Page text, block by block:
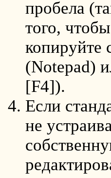
пробела
того,
копируйте
(Notepad)
[F4]).
Если
не